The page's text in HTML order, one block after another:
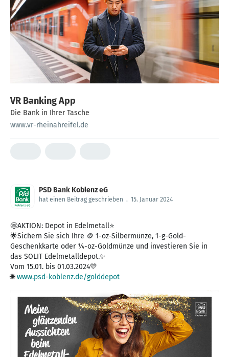
VR Banking App
Die Bank in Ihrer Tasche
www.vr-rheinahreifel.de
PSD Bank Koblenz eG
hat einen Beitrag geschrieben . 15. Januar 2024
🤩AKTION: Depot in Edelmetall⭐️
🌟Sichern Sie sich Ihre 🪙 1-oz-Silbermünze, 1-g-Gold-
Geschenkkarte oder ¼-oz-Goldmünze und investieren Sie in
das SOLIT Edelmetalldepot.✨
Vom 15.01. bis 01.03.2024💛
🌐www.psd-koblenz.de/golddepot